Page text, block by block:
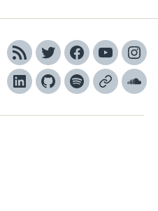
RSS TwitterFacebook
YouTube
LinkedInGitHubSpotifyApple